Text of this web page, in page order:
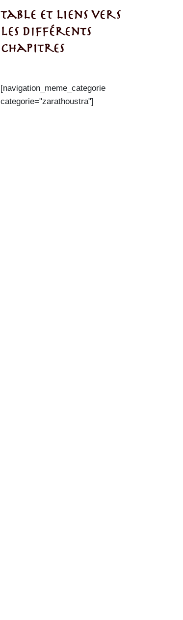
Table et liens vers
les différents
chapitres
[navigation_meme_categorie
categorie="zarathoustra"]